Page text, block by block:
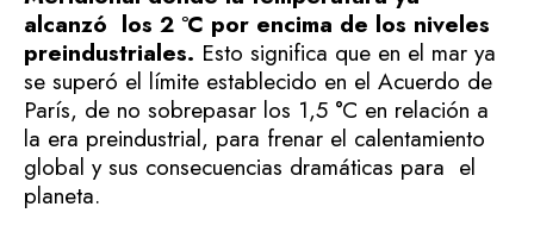
alcanzó los 2 °C por encima de los niveles
preindustriales. Esto significa que en el mar ya
se superó el límite establecido en el Acuerdo de
París, de no sobrepasar los 1,5 °C en relación a
la era preindustrial, para frenar el calentamiento
global y sus consecuencias dramáticas para el
planeta.